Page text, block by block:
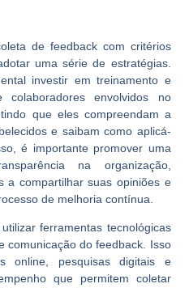
de feedback com critérios
uma série de estratégias.
investir em treinamento e
envolvidos no
que eles compreendam a
e saibam como aplicá-
é importante promover uma
na organização,
a compartilhar suas opiniões e
de melhoria contínua.
ferramentas tecnológicas
comunicação do feedback. Isso
online, pesquisas digitais e
que permitem coletar